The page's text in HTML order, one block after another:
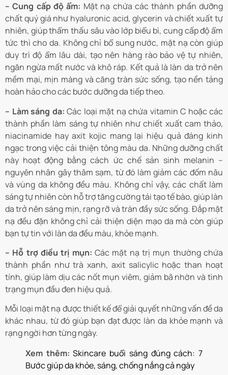
– Cung cấp độ ẩm: Mặt nạ chứa các thành phần dưỡng
chất quý giá như hyaluronic acid, glycerin và chiết xuất tự
nhiên, giúp thẩm thấu sâu vào lớp biểu bì, cung cấp độ ẩm
tức thì cho da. Không chỉ bổ sung nước, mặt nạ còn giúp
duy trì độ ẩm lâu dài, tạo nên hàng rào bảo vệ tự nhiên,
ngăn ngừa mất nước và khô ráp. Kết quả là làn da trở nên
mềm mại, mịn màng và căng tràn sức sống, tạo nền tảng
hoàn hảo cho các bước dưỡng da tiếp theo.
– Làm sáng da: Các loại mặt nạ chứa vitamin C hoặc các
thành phần làm sáng tự nhiên như chiết xuất cam thảo,
niacinamide hay axit kojic mang lại hiệu quả đáng kinh
ngạc trong việc cải thiện tông màu da. Những dưỡng chất
này hoạt động bằng cách ức chế sản sinh melanin –
nguyên nhân gây thâm sạm, từ đó làm giảm các đốm nâu
và vùng da không đều màu. Không chỉ vậy, các chất làm
sáng tự nhiên còn hỗ trợ tăng cường tái tạo tế bào, giúp làn
da trở nên sáng mịn, rạng rỡ và tràn đầy sức sống. Đắp mặt
nạ đều đặn không chỉ cải thiện diện mạo da mà còn giúp
bạn tự tin với làn da đều màu, khỏe mạnh.
– Hỗ trợ điều trị mụn: Các mặt nạ trị mụn thường chứa
thành phần như trà xanh, axit salicylic hoặc than hoạt
tính, giúp làm dịu các nốt mụn viêm, giảm bã nhờn và tình
trạng mụn đầu đen hiệu quả.
Mỗi loại mặt nạ được thiết kế để giải quyết những vấn đề da
khác nhau, từ đó giúp bạn đạt được làn da khỏe mạnh và
rạng ngời hơn từng ngày.
Xem thêm: Skincare buổi sáng đúng cách: 7
Bước giúp da khỏe, sáng, chống nắng cả ngày